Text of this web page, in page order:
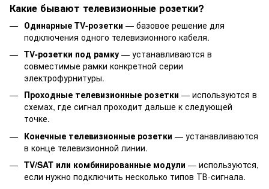
Какие бывают телевизионные розетки?
Одинарные TV-розетки — базовое решение для
подключения одного телевизионного кабеля.
TV-розетки под рамку — устанавливаются в
совместимые рамки конкретной серии
электрофурнитуры.
Проходные телевизионные розетки — используются в
схемах, где сигнал проходит дальше к следующей
точке.
Конечные телевизионные розетки — устанавливаются
в конце телевизионной линии.
TV/SAT или комбинированные модули — используются,
если нужно подключить несколько типов ТВ-сигнала.